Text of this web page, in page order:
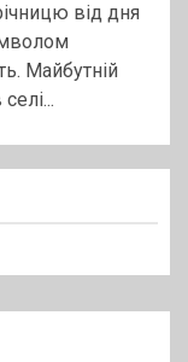
від дня
Майбутній